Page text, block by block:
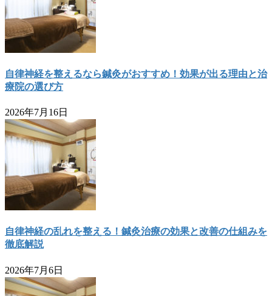
自律神経を整えるなら鍼灸がおすすめ！効果が出る理由と治
療院の選び方
2026年7月16日
自律神経の乱れを整える！鍼灸治療の効果と改善の仕組みを
徹底解説
2026年7月6日